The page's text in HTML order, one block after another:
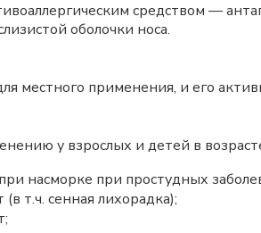
средством —
оболочки носа.
местного применения, и его
у взрослых и детей в
насморке при простудных
т.ч. сенная лихорадка);